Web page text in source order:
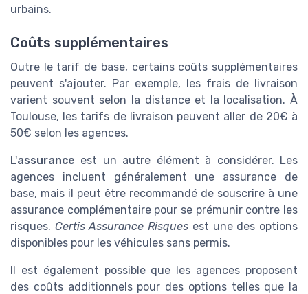
urbains.
Coûts supplémentaires
Outre le tarif de base, certains coûts supplémentaires
peuvent s'ajouter. Par exemple, les frais de livraison
varient souvent selon la distance et la localisation. À
Toulouse, les tarifs de livraison peuvent aller de 20€ à
50€ selon les agences.
L'assurance est un autre élément à considérer. Les
agences incluent généralement une assurance de
base, mais il peut être recommandé de souscrire à une
assurance complémentaire pour se prémunir contre les
risques. Certis Assurance Risques est une des options
disponibles pour les véhicules sans permis.
Il est également possible que les agences proposent
des coûts additionnels pour des options telles que la